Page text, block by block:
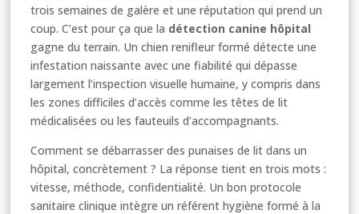
trois semaines de galère et une réputation qui prend un
coup. C’est pour ça que la détection canine hôpital
gagne du terrain. Un chien renifleur formé détecte une
infestation naissante avec une fiabilité qui dépasse
largement l’inspection visuelle humaine, y compris dans
les zones difficiles d’accès comme les têtes de lit
médicalisées ou les fauteuils d’accompagnants.
Comment se débarrasser des punaises de lit dans un
hôpital, concrètement ? La réponse tient en trois mots :
vitesse, méthode, confidentialité. Un bon protocole
sanitaire clinique intègre un référent hygiène formé à la